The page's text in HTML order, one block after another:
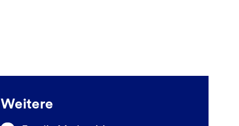
Weitere